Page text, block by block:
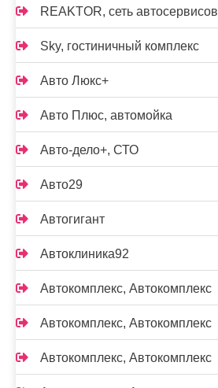
REAKTOR, сеть автосервисов
Sky, гостиничный комплекс
Авто Люкс+
Авто Плюс, автомойка
Авто-дело+, СТО
Авто29
Автогигант
Автоклиника92
Автокомплекс, Автокомплекс
Автокомплекс, Автокомплекс
Автокомплекс, Автокомплекс